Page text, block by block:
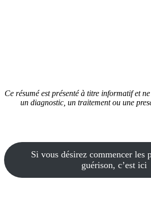
Ce résumé est présenté à titre informatif et ne
un diagnostic, un traitement ou une
Si vous désirez commencer les
guérison, c’est ici